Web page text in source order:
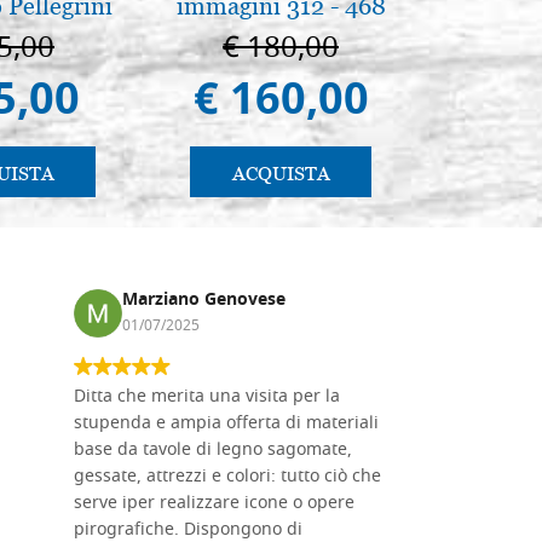
€ 180,00
€ 160,00
ACQUISTA
€
€
Marziano Genovese
01/07/2025
Ditta che merita una visita per la
stupenda e ampia offerta di materiali
base da tavole di legno sagomate,
gessate, attrezzi e colori: tutto ciò che
serve iper realizzare icone o opere
pirografiche. Dispongono di